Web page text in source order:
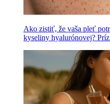
Ako zistiť, že vaša pleť
kyseliny hyalurónovej?